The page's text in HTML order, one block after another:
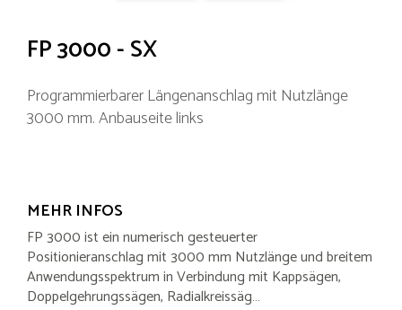
FP 3000 - SX
Programmierbarer Längenanschlag mit Nutzlänge
3000 mm. Anbauseite links
MEHR INFOS
FP 3000 ist ein numerisch gesteuerter
Positionieranschlag mit 3000 mm Nutzlänge und breitem
Anwendungsspektrum in Verbindung mit Kappsägen,
Doppelgehrungssägen, Radialkreissäg…